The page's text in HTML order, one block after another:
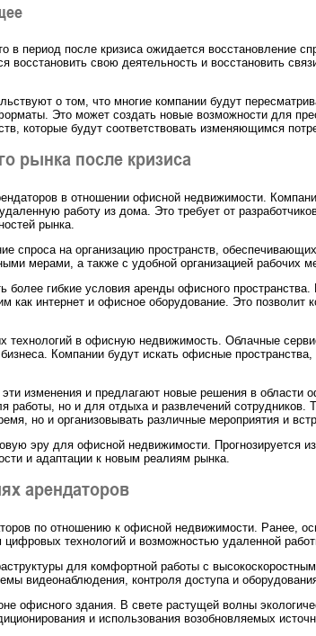
в период после кризиса ожидается восстановление
восстановить свою деятельность и восстановить
о том, что многие компании будут
Это может создать новые возможности для
которые будут соответствовать изменяющимся
рынка после кризиса
в отношении офисной недвижимости.
работу из дома. Это требует от
рынка.
спроса на организацию пространств,
мерами, а также с удобной организацией рабочих
более гибкие условия аренды офисного
интернет и офисное оборудование. Это позволит
в офисную недвижимость. Облачные
Компании будут искать офисные
изменения и предлагают новые решения в
работы, но и для отдыха и развлечений
но и организовывать различные мероприятия и
эру для офисной недвижимости. Прогнозируется
и адаптации к новым реалиям рынка.
арендаторов
по отношению к офисной недвижимости. Ранее,
технологий и возможностью удаленной
для комфортной работы с
видеонаблюдения, контроля доступа и
офисного здания. В свете растущей волны
и использования возобновляемых